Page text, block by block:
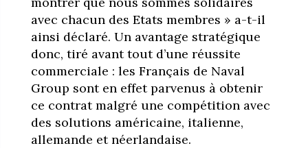
avec chacun des Etats membres » a-t-il
ainsi déclaré. Un avantage stratégique
donc, tiré avant tout d’une réussite
commerciale : les Français de Naval
Group sont en effet parvenus à obtenir
ce contrat malgré une compétition avec
des solutions américaine, italienne,
allemande et néerlandaise.